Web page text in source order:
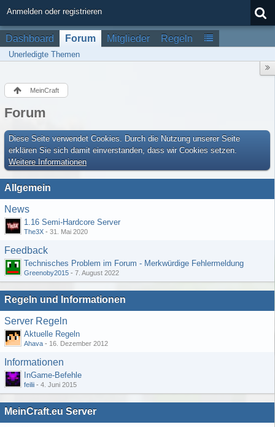
Anmelden oder registrieren
Dashboard Forum Mitglieder Regeln
Unerledigte Themen
MeinCraft
Forum
Diese Seite verwendet Cookies. Durch die Nutzung unserer Seite
erklären Sie sich damit einverstanden, dass wir Cookies setzen.
Weitere Informationen
Allgemein
News
1.16 Semi-Hardcore Server
The3X - 31. Mai 2020
Feedback
Technisches Problem im Forum - Merkwürdige Fehlermeldung
Greenoby2015 - 7. August 2022
Regeln und Informationen
Server Regeln
Aktuelle Regeln
Ahava - 16. Dezember 2012
Informationen
InGame-Befehle
feilii - 4. Juni 2015
MeinCraft.eu Server